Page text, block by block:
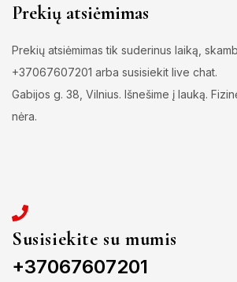
Prekių atsiėmimas
Prekių atsiėmimas tik suderinus laiką,
+37067607201 arba susisiekit live chat.
Gabijos g. 38, Vilnius. Išnešime į lauką.
nėra.
Susisiekite su mumis
+37067607201